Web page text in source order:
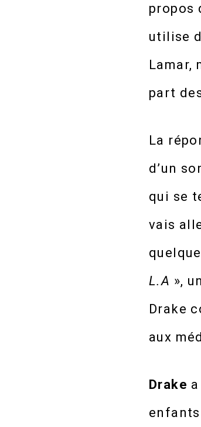
propos
utilise
Lamar,
part
La
d’un
qui se
vais
L.A »,
Drake
aux
Drake